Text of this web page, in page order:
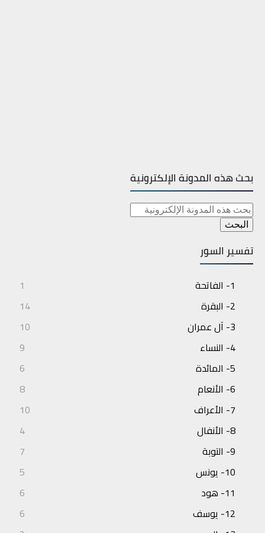
بحث هذه المدونة الإلكترونية
تفسير السور
1- الفاتحة
1
2- البقرة
14
3- آل عمران
10
4- النساء
9
5- المائدة
6
6- الأنعام
8
7- الأعراف
10
8- الأنفال
4
9- التوبة
7
10- يونس
5
11- هود
6
12- يوسف
6